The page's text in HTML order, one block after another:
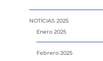
NOTICIAS 2025
Enero 2025
Febrero 2025